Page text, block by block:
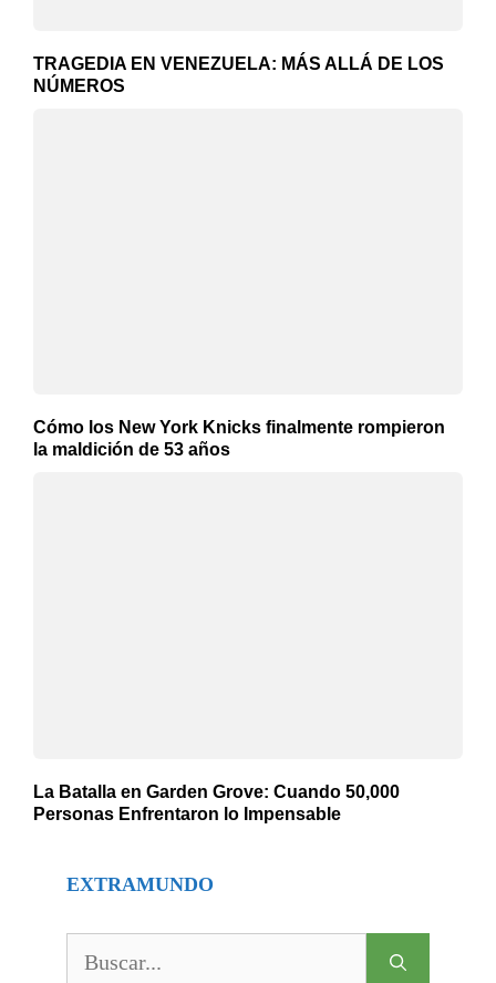
TRAGEDIA EN VENEZUELA: MÁS ALLÁ DE LOS
NÚMEROS
Cómo los New York Knicks finalmente rompieron
la maldición de 53 años
La Batalla en Garden Grove: Cuando 50,000
Personas Enfrentaron lo Impensable
EXTRAMUNDO